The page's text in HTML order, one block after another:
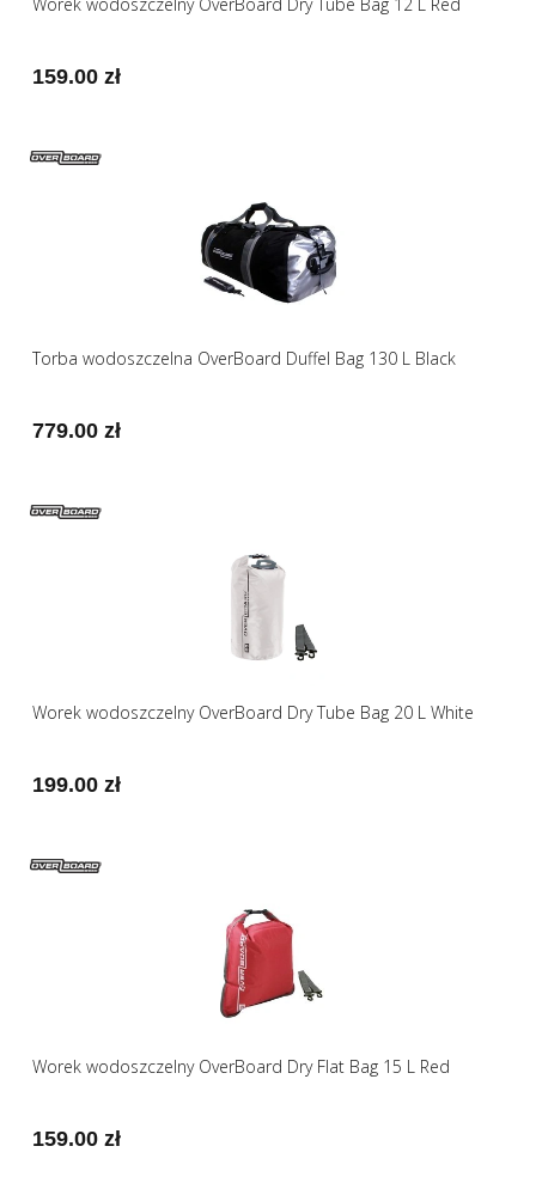
159.00 zł
Torba wodoszczelna OverBoard Duffel Bag 130 L Black
779.00 zł
Worek wodoszczelny OverBoard Dry Tube Bag 20 L White
199.00 zł
Worek wodoszczelny OverBoard Dry Flat Bag 15 L Red
159.00 zł